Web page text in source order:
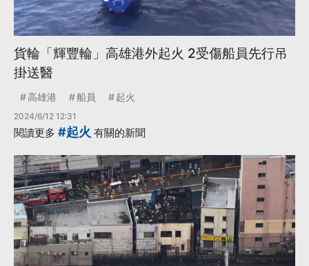
貨輪「輝豐輪」高雄港外起火 2受傷船員先行吊
掛送醫
高雄港 船員 起火
2024/6/12 12:31
閱讀更多 #起火 有關的新聞